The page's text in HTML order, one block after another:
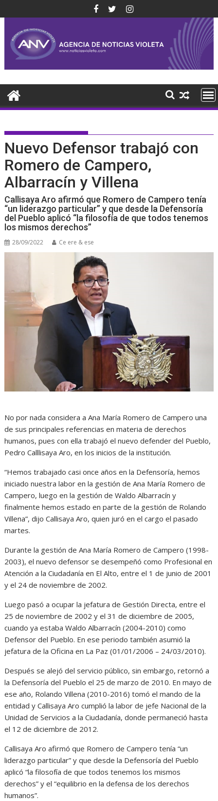
al
contenido
Nuevo Defensor trabajó con
Romero de Campero,
Albarracín y Villena
Callisaya Aro afirmó que Romero de Campero tenía
“un liderazgo particular” y que desde la Defensoría
del Pueblo aplicó “la filosofía de que todos tenemos
los mismos derechos”
28/09/2022 Ce ere & ese
No por nada considera a Ana María Romero de Campero una
de sus principales referencias en materia de derechos
humanos, pues con ella trabajó el nuevo defender del Pueblo,
Pedro Calllisaya Aro, en los inicios de la institución.
“Hemos trabajado casi once años en la Defensoría, hemos
iniciado nuestra labor en la gestión de Ana María Romero de
Campero, luego en la gestión de Waldo Albarracín y
finalmente hemos estado en parte de la gestión de Rolando
Villena”, dijo Callisaya Aro, quien juró en el cargo el pasado
martes.
Durante la gestión de Ana María Romero de Campero (1998-
2003), el nuevo defensor se desempeñó como Profesional en
Atención a la Ciudadanía en El Alto, entre el 1 de junio de 2001
y el 24 de noviembre de 2002.
Luego pasó a ocupar la jefatura de Gestión Directa, entre el
25 de noviembre de 2002 y el 31 de diciembre de 2005,
cuando ya estaba Waldo Albarracín (2004-2010) como
Defensor del Pueblo. En ese periodo también asumió la
jefatura de la Oficina en La Paz (01/01/2006 – 24/03/2010).
Después se alejó del servicio público, sin embargo, retornó a
la Defensoría del Pueblo el 25 de marzo de 2010. En mayo de
ese año, Rolando Villena (2010-2016) tomó el mando de la
entidad y Callisaya Aro cumplió la labor de jefe Nacional de la
Unidad de Servicios a la Ciudadanía, donde permaneció hasta
el 12 de diciembre de 2012.
Callisaya Aro afirmó que Romero de Campero tenía “un
liderazgo particular” y que desde la Defensoría del Pueblo
aplicó “la filosofía de que todos tenemos los mismos
derechos” y el “equilibrio en la defensa de los derechos
humanos”.